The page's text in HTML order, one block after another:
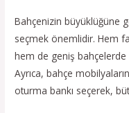
Bahçenizin büyüklüğüne
seçmek önemlidir. Hem
hem de geniş bahçelerde
Ayrıca, bahçe
oturma bankı seçerek,